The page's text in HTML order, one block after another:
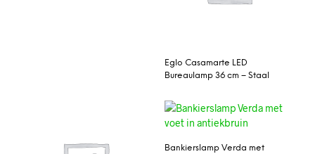
Eglo Casamarte LED
Bureaulamp 36 cm – Staal
Bankierslamp Verda met